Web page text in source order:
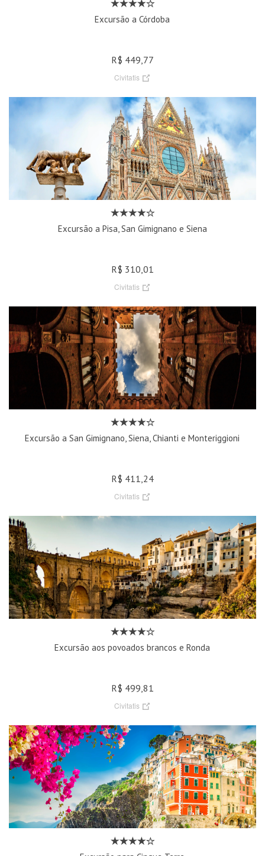
Excursão a Córdoba
R$ 449,77
Civitatis
Excursão a Pisa, San Gimignano e Siena
R$ 310,01
Civitatis
Excursão a San Gimignano, Siena, Chianti e Monteriggioni
R$ 411,24
Civitatis
Excursão aos povoados brancos e Ronda
R$ 499,81
Civitatis